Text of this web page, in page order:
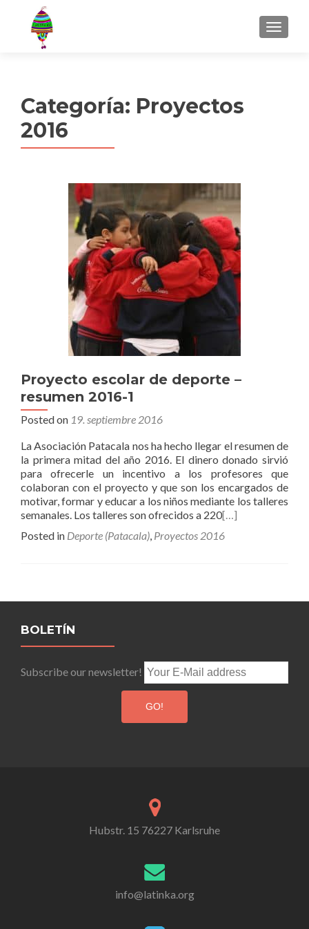
MENU
Categoría: Proyectos
2016
Proyecto escolar de deporte –
resumen 2016-1
Posted on 19. septiembre 2016
La Asociación Patacala nos ha hecho llegar el resumen de
la primera mitad del año 2016. El dinero donado sirvió
para ofrecerle un incentivo a los profesores que
colaboran con el proyecto y que son los encargados de
motivar, formar y educar a los niños mediante los talleres
semanales. Los talleres son ofrecidos a 220[…]
Posted in Deporte (Patacala), Proyectos 2016
Posts
navigation
BOLETÍN
Subscribe our newsletter!
Hubstr. 15 76227 Karlsruhe
info@latinka.org